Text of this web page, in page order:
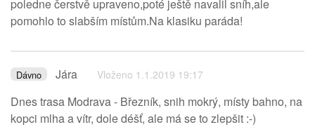
poledne čerstvě upraveno,poté ještě navalil sníh,ale
pomohlo to slabším místům.Na klasiku paráda!
Dávno Jára Vloženo 1.1.2019 19:17
Dnes trasa Modrava - Březník, snih mokrý, místy bahno, na
kopci mlha a vítr, dole déšť, ale má se to zlepšit :-)